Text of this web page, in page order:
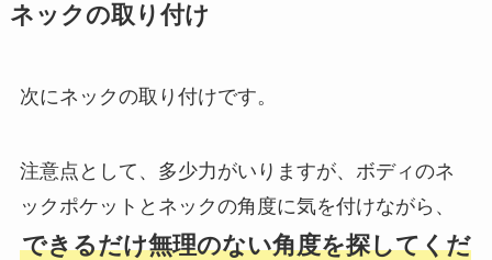
ネックの取り付け
次にネックの取り付けです。
注意点として、多少力がいりますが、ボディのネ
ックポケットとネックの角度に気を付けながら、
できるだけ無理のない角度を探してくだ